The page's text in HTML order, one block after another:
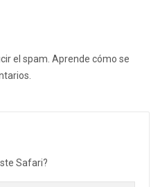
el spam. Aprende cómo se
Safari?